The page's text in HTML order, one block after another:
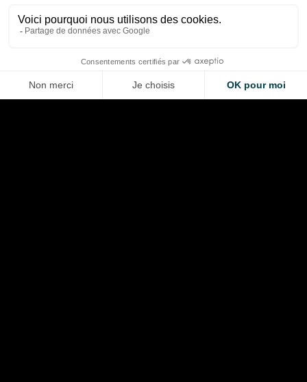
LA VOITURE DE VOS RÊVES
Aug 3, 2026
Jul 31, 2026